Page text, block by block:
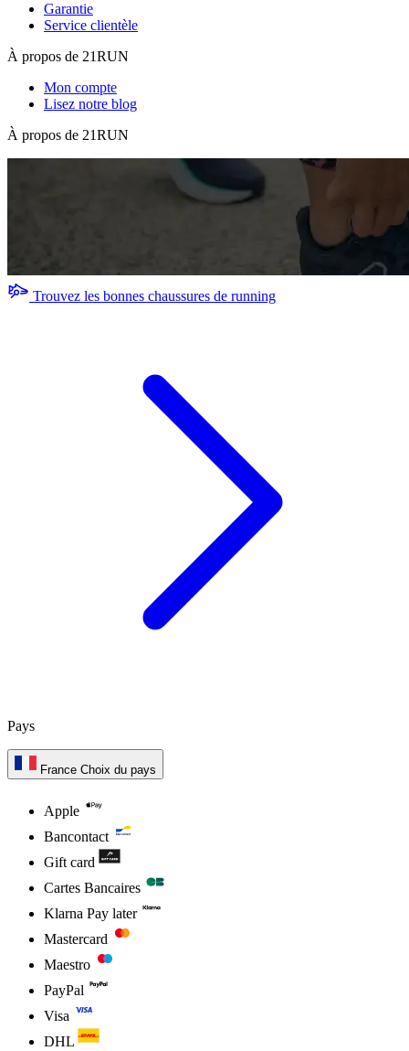
Garantie
Service clientèle
À propos de 21RUN
Mon compte
Lisez notre blog
À propos de 21RUN
Trouvez les bonnes chaussures de running
Pays
France Choix du pays
Apple
Bancontact
Gift card
Cartes Bancaires
Klarna Pay later
Mastercard
Maestro
PayPal
Visa
DHL